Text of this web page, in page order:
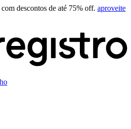
descontos de até 75% off. aproveite